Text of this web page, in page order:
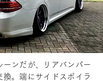
ーンだが、リアバンパー
換。端にサイドスポイラ